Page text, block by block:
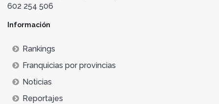
602 254 506
Información
Rankings
Franquicias por provincias
Noticias
Reportajes